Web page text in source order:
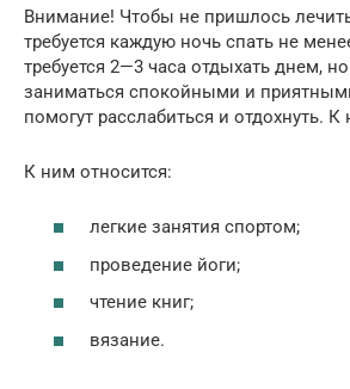
Внимание! Чтобы не пришлось
требуется каждую ночь спать не
требуется 2—3 часа отдыхать днем,
заниматься спокойными и
помогут расслабиться и отдохнуть. К
К ним относится:
легкие занятия спортом;
проведение йоги;
чтение книг;
вязание.